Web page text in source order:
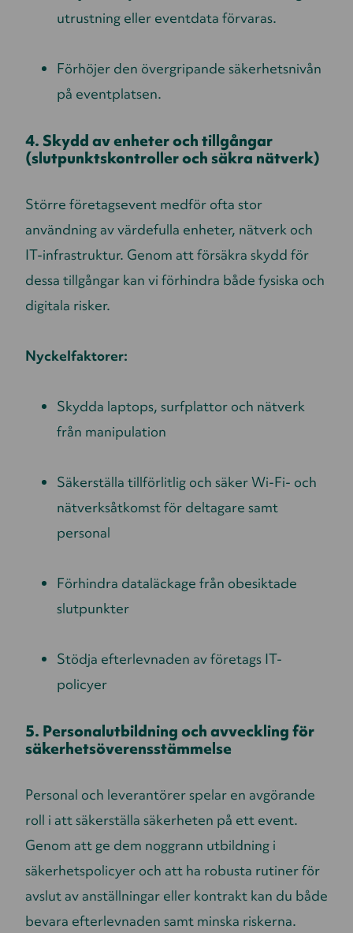
utrustning eller eventdata förvaras.
Förhöjer den övergripande säkerhetsnivån
på eventplatsen.
4. Skydd av enheter och tillgångar
(slutpunktskontroller och säkra nätverk)
Större företagsevent medför ofta stor
användning av värdefulla enheter, nätverk och
IT-infrastruktur. Genom att försäkra skydd för
dessa tillgångar kan vi förhindra både fysiska och
digitala risker.
Nyckelfaktorer:
Skydda laptops, surfplattor och nätverk
från manipulation
Säkerställa tillförlitlig och säker Wi-Fi- och
nätverksåtkomst för deltagare samt
personal
Förhindra dataläckage från obesiktade
slutpunkter
Stödja efterlevnaden av företags IT-
policyer
5. Personalutbildning och avveckling för
säkerhetsöverensstämmelse
Personal och leverantörer spelar en avgörande
roll i att säkerställa säkerheten på ett event.
Genom att ge dem noggrann utbildning i
säkerhetspolicyer och att ha robusta rutiner för
avslut av anställningar eller kontrakt kan du både
bevara efterlevnaden samt minska riskerna.